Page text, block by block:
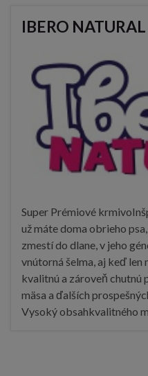
IBERO
Super Prémiové
už máte doma obrieho
zmestí do dlane, v jeho
vnútorná šelma, aj keď len
kvalitnú a zároveň chutnú
mäsa a ďalších
Vysoký obsahkvalitného